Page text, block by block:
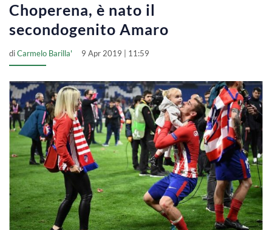
Choperena, è nato il
secondogenito Amaro
diCarmelo Barilla' 9 Apr 2019 | 11:59